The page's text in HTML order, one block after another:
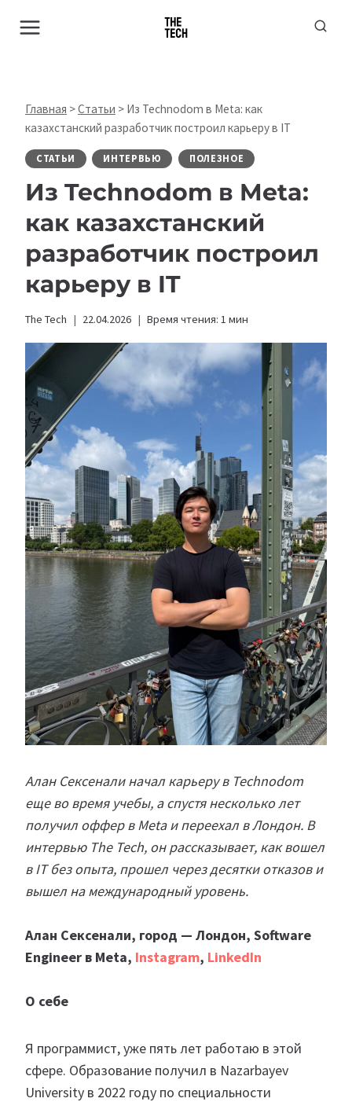
Главная >Статьи > Из Technodom в Meta: как
казахстанский разработчик построил карьеру в IT
СТАТЬИ ИНТЕРВЬЮ ПОЛЕЗНОЕ
Из Technodom в Meta:
как казахстанский
разработчик построил
карьеру в IT
The Tech 22.04.2026 Время чтения: 1 мин
Алан Сексенали начал карьеру в Technodom
еще во время учебы, а спустя несколько лет
получил оффер в Meta и переехал в Лондон. В
интервью The Tech, он рассказывает, как вошел
в IT без опыта, прошел через десятки отказов и
вышел на международный уровень.
Алан Сексенали, город — Лондон, Software
Engineer в Meta, Instagram, LinkedIn
О себе
Я программист, уже пять лет работаю в этой
сфере. Образование получил в Nazarbayev
University в 2022 году по специальности